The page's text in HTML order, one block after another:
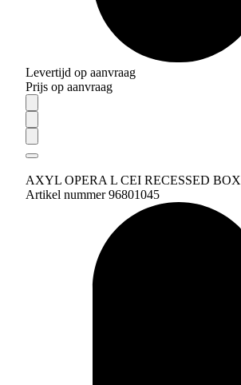
Levertijd op aanvraag
Prijs op aanvraag
AXYL OPERA L CEI RECESSED BOX
Artikel nummer 96801045